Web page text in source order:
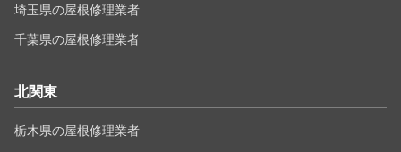
埼玉県の屋根修理業者
千葉県の屋根修理業者
北関東
栃木県の屋根修理業者